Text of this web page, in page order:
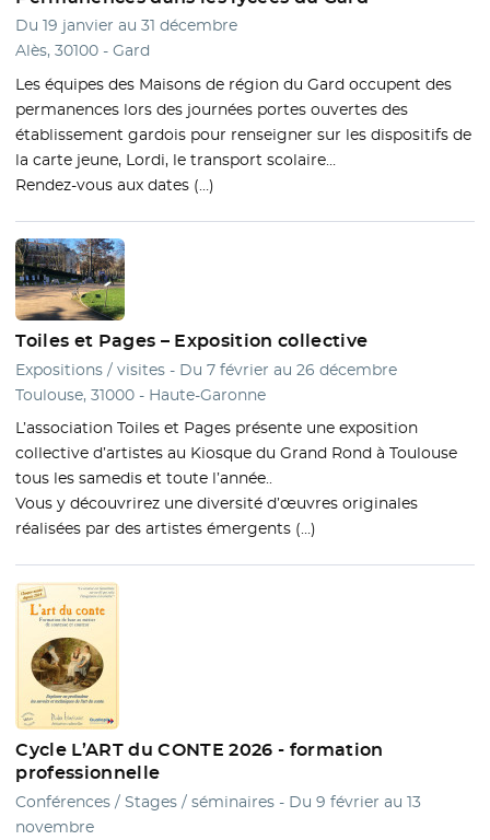
Du 19 janvier au 31 décembre
Alès, 30100 - Gard
Les équipes des Maisons de région du Gard occupent des
permanences lors des journées portes ouvertes des
établissement gardois pour renseigner sur les dispositifs de
la carte jeune, Lordi, le transport scolaire…
Rendez-vous aux dates (…)
Toiles et Pages – Exposition collective
Expositions / visites - Du 7 février au 26 décembre
Toulouse, 31000 - Haute-Garonne
L’association Toiles et Pages présente une exposition
collective d’artistes au Kiosque du Grand Rond à Toulouse
tous les samedis et toute l’année..
Vous y découvrirez une diversité d’œuvres originales
réalisées par des artistes émergents (…)
Cycle L’ART du CONTE 2026 - formation
professionnelle
Conférences / Stages / séminaires - Du 9 février au 13
novembre